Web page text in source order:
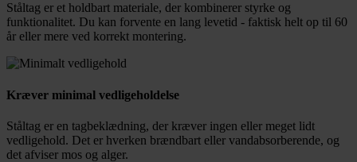
Ståltag er et holdbart materiale, der kombinerer styrke og
funktionalitet. Du kan forvente en lang levetid - faktisk helt op til 60
år eller mere ved korrekt montering.
Kræver minimal vedligeholdelse
Ståltag er en tagbeklædning, der kræver ingen eller meget lidt
vedligehold. Det er hverken brændbart eller vandabsorberende, og
det afviser mos og alger.